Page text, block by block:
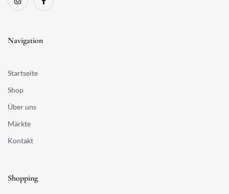
Navigation
Startseite
Shop
Über uns
Märkte
Kontakt
Shopping